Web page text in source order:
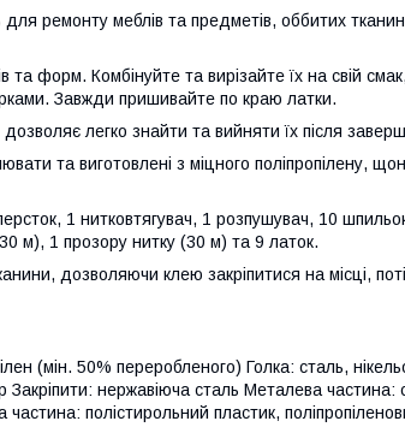
ремонту меблів та предметів, оббитих
та форм. Комбінуйте та вирізайте їх на свій
Завжди пришивайте по краю латки.
легко знайти та вийняти їх після
та виготовлені з міцного поліпропілену,
1 нитковтягувач, 1 розпушувач, 10
м), 1 прозору нитку (30 м) та 9 латок.
дозволяючи клею закріпитися на місці,
(мін. 50% переробленого) Голка: сталь,
нержавіюча сталь Металева частина:
полістирольний пластик,